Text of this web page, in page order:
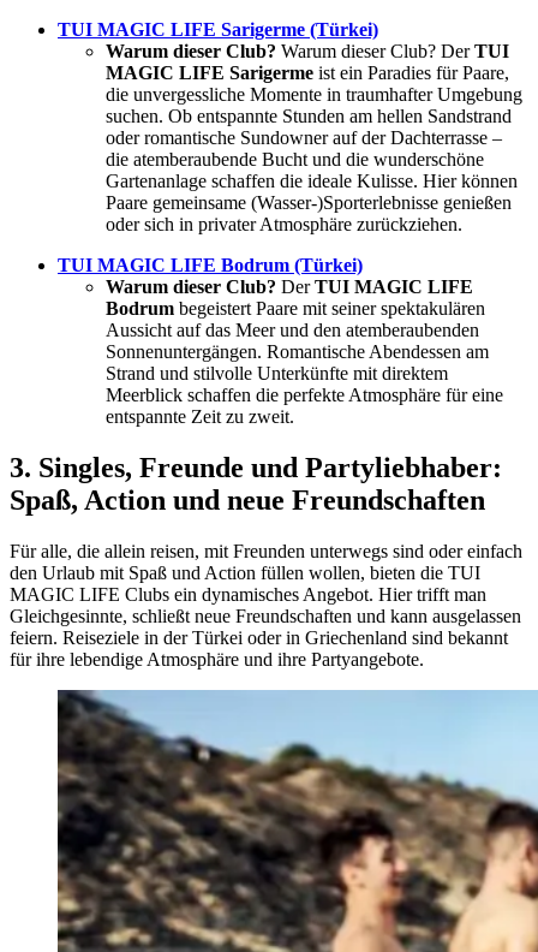
TUI MAGIC LIFE Sarigerme (Türkei)
Warum dieser Club? Warum dieser Club? DerTUI
MAGIC LIFE Sarigerme ist ein Paradies für Paare,
die unvergessliche Momente in traumhafter Umgebung
suchen. Ob entspannte Stunden am hellen Sandstrand
oder romantische Sundowner auf der Dachterrasse –
die atemberaubende Bucht und die wunderschöne
Gartenanlage schaffen die ideale Kulisse. Hier können
Paare gemeinsame (Wasser-)Sporterlebnisse genießen
oder sich in privater Atmosphäre zurückziehen.
TUI MAGIC LIFE Bodrum (Türkei)
Warum dieser Club? DerTUI MAGIC LIFE
Bodrum begeistert Paare mit seiner spektakulären
Aussicht auf das Meer und den atemberaubenden
Sonnenuntergängen. Romantische Abendessen am
Strand und stilvolle Unterkünfte mit direktem
Meerblick schaffen die perfekte Atmosphäre für eine
entspannte Zeit zu zweit.
3. Singles, Freunde und Partyliebhaber:
Spaß, Action und neue Freundschaften
Für alle, die allein reisen, mit Freunden unterwegs sind oder einfach
den Urlaub mit Spaß und Action füllen wollen, bieten die TUI
MAGIC LIFE Clubs ein dynamisches Angebot. Hier trifft man
Gleichgesinnte, schließt neue Freundschaften und kann ausgelassen
feiern. Reiseziele in der Türkei oder in Griechenland sind bekannt
für ihre lebendige Atmosphäre und ihre Partyangebote.